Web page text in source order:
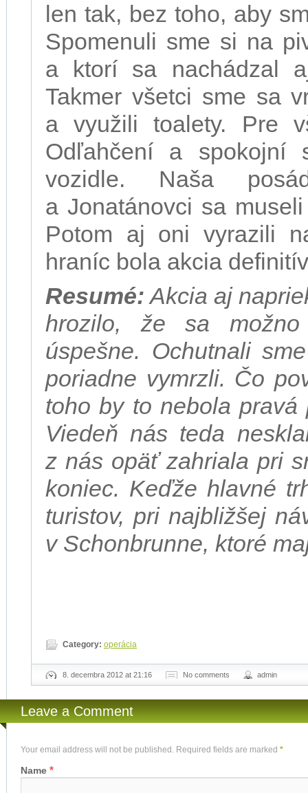
len tak, bez toho, aby
Spomenuli sme si na
a ktorí sa nachádzal
Takmer všetci sme sa
a využili toalety. Pre
Odľahčení a spokojní
vozidle. Naša
a Jonatánovci sa
Potom aj oni vyrazili
hraníc bola akcia
Resumé: Akcia aj
hrozilo, že sa
úspešne. Ochutnali
poriadne vymrzli. Čo
toho by to nebola pravá
Viedeň nás teda
z nás opäť zahriala pri
koniec. Keďže hlavné
turistov, pri najbližšej
v Schonbrunne, ktoré
Category: operácia
8. decembra 2012 at 21:16 No comments admin
Leave a Comment
Your email address will not be published. Required fields are marked *
Name *